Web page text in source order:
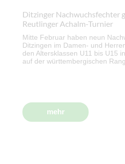
Ditzinger Nachwuchsfechter
Reutlinger Achalm-Turnier
Mitte Februar haben neun
Ditzingen im Damen- und
den Altersklassen U11 bis U15
auf der württembergischen
mehr